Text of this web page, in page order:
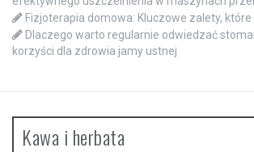
Fizjoterapia domowa: Kluczowe zalety,
Dlaczego warto regularnie odwiedzać
korzyści dla zdrowia jamy ustnej
Kawa i herbata